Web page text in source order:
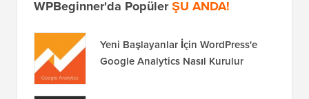
WPBeginner'da PopülerŞU ANDA!
Yeni Başlayanlar İçin WordPress'e
Google Analytics Nasıl Kurulur